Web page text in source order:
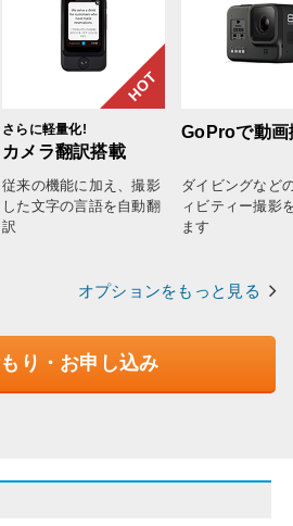
HOT
さらに軽量化!
カメラ翻訳搭載
従来の機能に加え、撮影
した文字の言語を自動翻
訳
GoProで動画
ダイビングなど
ィビティー撮影
ます
オプションをもっと見る
り・お申し込み